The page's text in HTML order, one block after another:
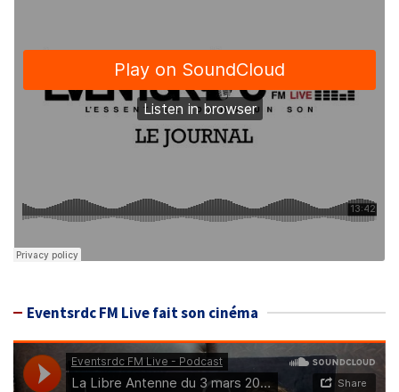
Eventsrdc FM Live fait son cinéma